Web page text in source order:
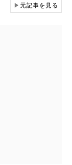
▶元記事を見る